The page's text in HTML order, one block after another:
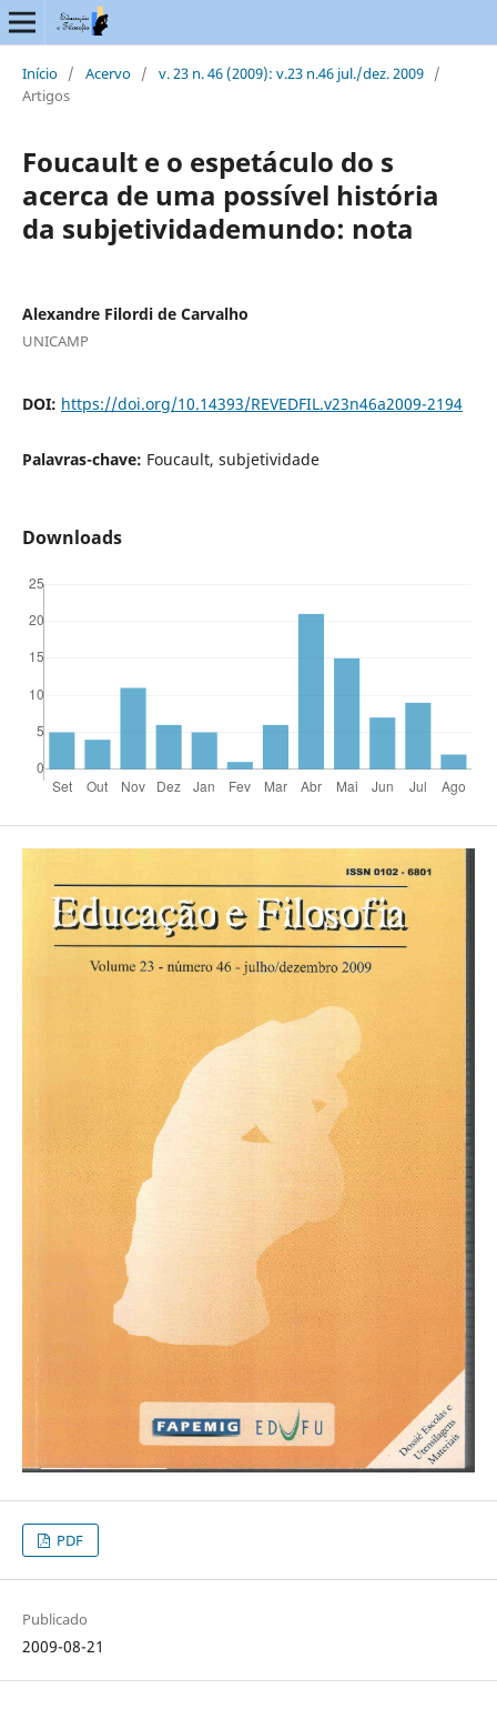
Início / Acervo / v. 23 n. 46 (2009): v.23 n.46 jul./dez. 2009 /
Artigos
Foucault e o espetáculo do s
acerca de uma possível história
da subjetividademundo: nota
Alexandre Filordi de Carvalho
UNICAMP
DOI: https://doi.org/10.14393/REVEDFIL.v23n46a2009-2194
Palavras-chave: Foucault, subjetividade
Downloads
PDF
Publicado
2009-08-21